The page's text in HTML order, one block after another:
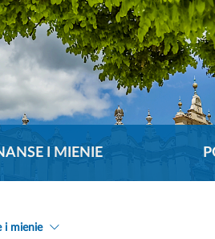
I MIENIE
i mienie